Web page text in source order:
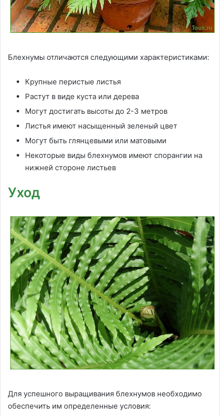
Блехнумы отличаются следующими характеристиками:
Крупные перистые листья
Растут в виде куста или дерева
Могут достигать высоты до 2-3 метров
Листья имеют насыщенный зеленый цвет
Могут быть глянцевыми или матовыми
Некоторые виды блехнумов имеют спорангии на
нижней стороне листьев
Уход
Для успешного выращивания блехнумов необходимо
обеспечить им определенные условия: